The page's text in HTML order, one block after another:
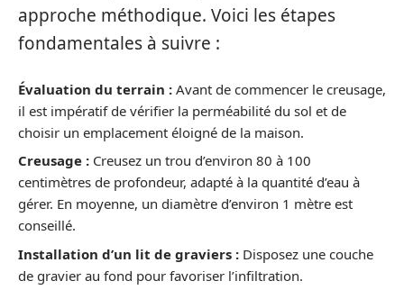
approche méthodique. Voici les étapes
fondamentales à suivre :
Évaluation du terrain : Avant de commencer le creusage,
il est impératif de vérifier la perméabilité du sol et de
choisir un emplacement éloigné de la maison.
Creusage : Creusez un trou d’environ 80 à 100
centimètres de profondeur, adapté à la quantité d’eau à
gérer. En moyenne, un diamètre d’environ 1 mètre est
conseillé.
Installation d’un lit de graviers : Disposez une couche
de gravier au fond pour favoriser l’infiltration.